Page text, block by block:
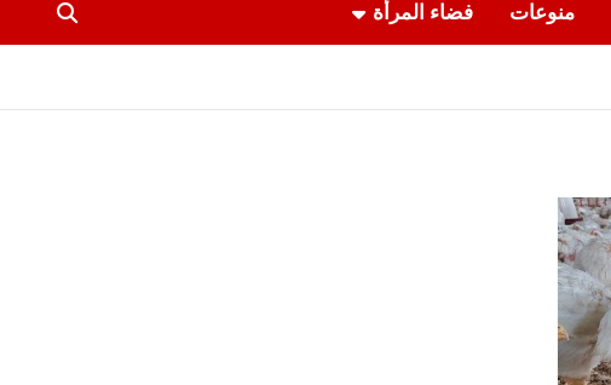
منوعات فضاء المرأة